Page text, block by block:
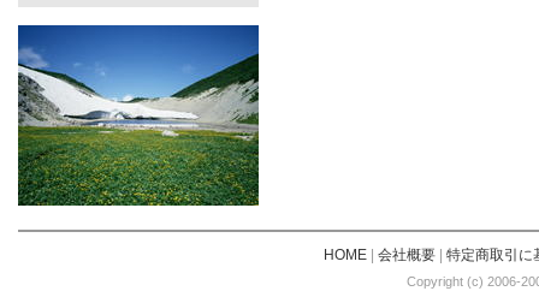
HOME| 会社概要| 特定商取引に
Copyright (c) 2006-